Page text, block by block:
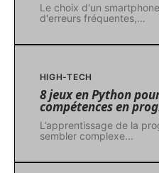
Le choix d'un
d'erreurs fréquentes,…
HIGH-TECH
8 jeux en Python
compétences en
L’apprentissage de la
sembler complexe…